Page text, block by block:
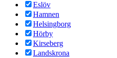
Eslöv
Hamnen
Helsingborg
Hörby
Kirseberg
Landskrona